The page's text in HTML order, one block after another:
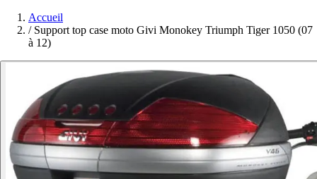
Accueil
/ Support top case moto Givi Monokey Triumph Tiger 1050 (07
à 12)